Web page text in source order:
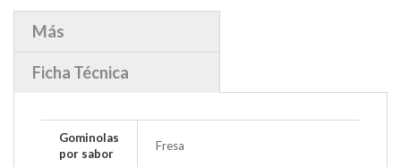
Más
Ficha Técnica
Gominolas
por sabor
Fresa